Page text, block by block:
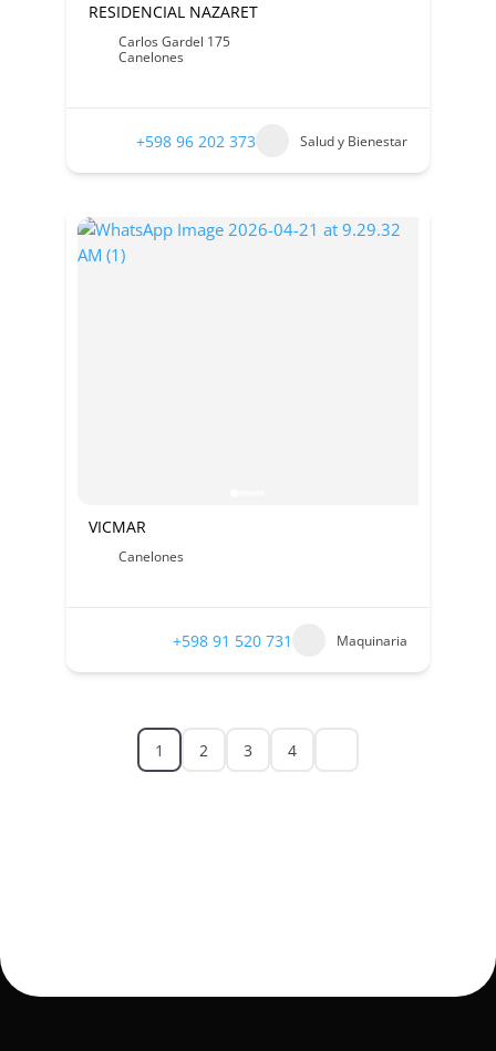
RESIDENCIAL NAZARET
Carlos Gardel 175
Canelones
+598 96 202 373 Salud y Bienestar
VICMAR
Canelones
+598 91 520 731 Maquinaria
1 2 3 4